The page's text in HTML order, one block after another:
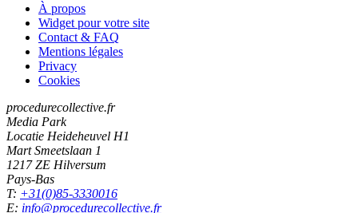
À propos
Widget pour votre site
Contact & FAQ
Mentions légales
Privacy
Cookies
procedurecollective.fr
Media Park
Locatie Heideheuvel H1
Mart Smeetslaan 1
1217 ZE Hilversum
Pays-Bas
T: +31(0)85-3330016
E: info@procedurecollective.fr